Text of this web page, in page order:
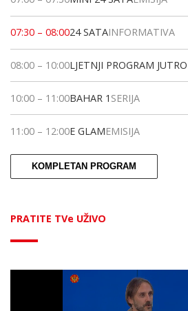
07:30 – 08:0024 SATAINFORMATIVA
08:00 – 10:00LJETNJI PROGRAM JUTRO
10:00 – 11:00BAHAR 1 SERIJA
11:00 – 12:00E GLAMEMISIJA
KOMPLETAN PROGRAM
PRATITE TVe UŽIVO